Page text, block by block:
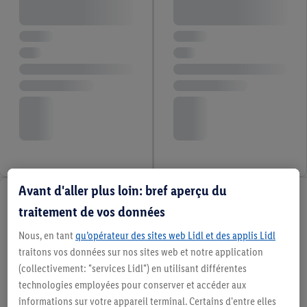
Avant d'aller plus loin: bref aperçu du
traitement de vos données
Nous, en tant qu’opérateur des sites web Lidl et des applis Lidl
traitons vos données sur nos sites web et notre application
(collectivement: "services Lidl") en utilisant différentes
technologies employées pour conserver et accéder aux
informations sur votre appareil terminal. Certains d'entre elles